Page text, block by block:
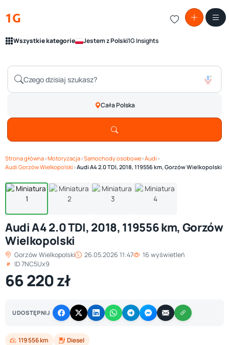
1G
Wszystkie kategorie Jestem z Polski1G Insights
Cała Polska
Strona główna›Motoryzacja›Samochody osobowe›Audi ›
Audi Gorzów Wielkopolski ›Audi A4 2.0 TDI, 2018, 119556 km, Gorzów Wielkopolski
1/ 4 Zobacz galerię
Audi A4 2.0 TDI, 2018, 119556 km, Gorzów
Wielkopolski
Gorzów Wielkopolski 26.05.2026 11:47
16 wyświetleń
ID 7NC5Ux9
66 220 zł
UDOSTĘPNIJ
119 556 km Diesel